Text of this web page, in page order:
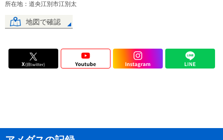
所在地：道央江別市江別太
地図で確認